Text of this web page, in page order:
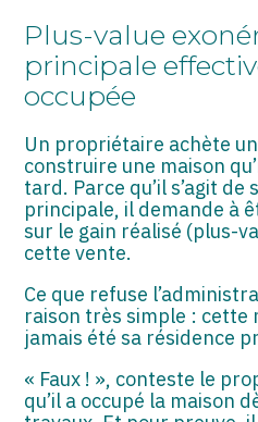
ASSOCIATIONS
START-UP
Plus-value
principale
occupée
Un propriétaire achète
construire une maison
tard. Parce qu’il s’agit de
principale, il demande à
sur le gain réalisé (plus-
cette vente.
Ce que refuse
raison très simple : cette
jamais été sa résidence
« Faux ! », conteste le
qu’il a occupé la maison